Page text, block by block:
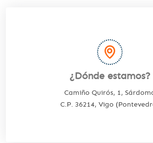
¿Dónde estamos?
Camiño Quirós, 1,
C.P. 36214, Vigo